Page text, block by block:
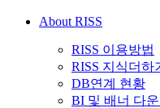
About RISS
RISS 이용방법
RISS 지식더하
DB연계 현황
BI 및 배너 다